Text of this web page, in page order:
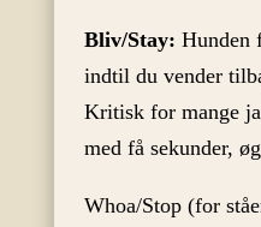
Bliv/Stay: Hunden
indtil du vender
Kritisk for mange
med få sekunder,
Whoa/Stop (for